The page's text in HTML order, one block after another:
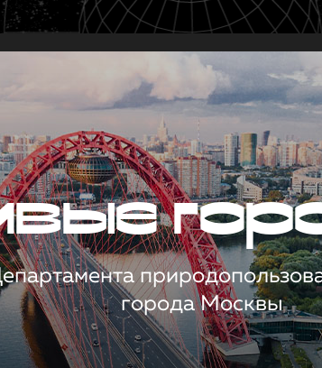
города Москвы